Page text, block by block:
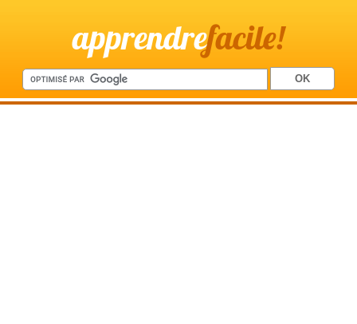
apprendrefacile!